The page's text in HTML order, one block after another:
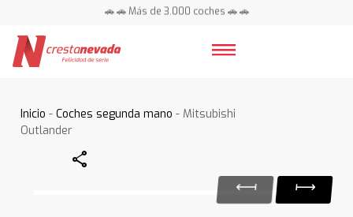
🚗 🚗 Más de 3.000 coches 🚗 🚗
Inicio -Coches segunda mano - Mitsubishi
Outlander
Share